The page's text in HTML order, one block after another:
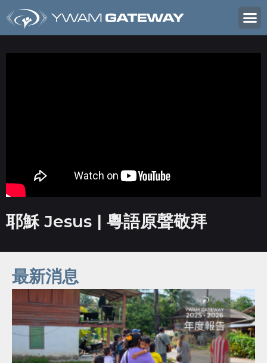
耶穌 Jesus | 粵語原聲敬拜
最新消息